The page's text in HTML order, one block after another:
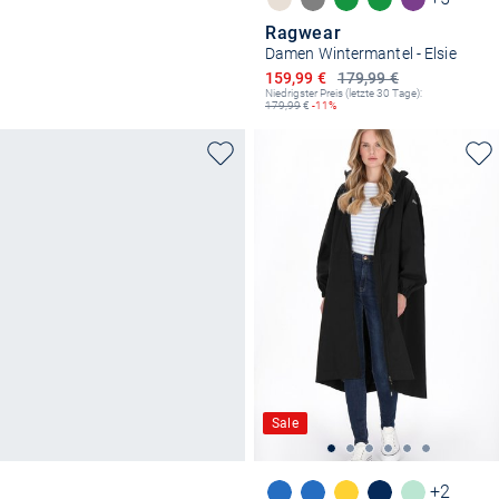
Ragwear
Damen Wintermantel - Elsie
179,99 €
Ermäßigter Preis
159,99 €
Niedrigster Preis (letzte 30 Tage):
179,99€ -11%
Sale
+2